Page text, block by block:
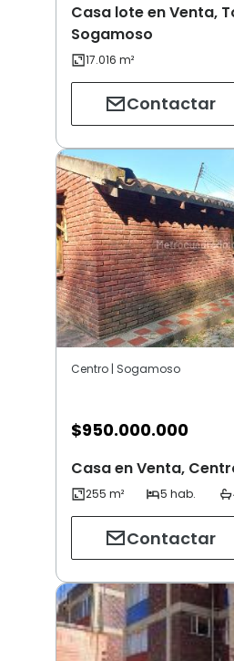
Casa lote en Venta,
Sogamoso
Contactar
Centro | Sogamoso
$950.000.000
Casa en Venta,
Contactar